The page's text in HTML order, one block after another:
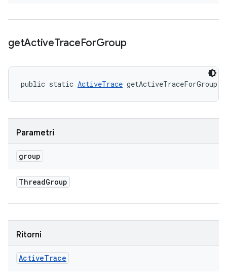
getActiveTraceForGroup
public static ActiveTrace getActiveTraceForGroup
Parametri
group
ThreadGroup
Ritorni
ActiveTrace